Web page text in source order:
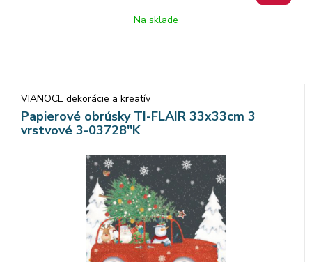
Na sklade
VIANOCE dekorácie a kreatív
Papierové obrúsky TI-FLAIR 33x33cm 3
vrstvové 3-03728''K